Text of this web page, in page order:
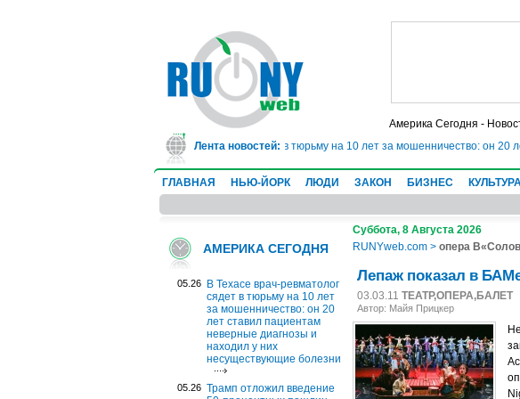
Америка Сегодня -
Лента новостей:
В Техасе врач-ревматолог сядет в тюрьму на 10 лет за мошенничество: он 20
ГЛАВНАЯ НЬЮ-ЙОРК ЛЮДИ ЗАКОН БИЗНЕС
АМЕРИКА СЕГОДНЯ
05.26
В Техасе врач-ревматолог
сядет в тюрьму на 10 лет
за мошенничество: он 20
лет ставил пациентам
неверные диагнозы и
находил у них
несуществующие болезни
05.26 Трамп отложил введение
Суббота, 8 Августа 2026
RUNYweb.com > опера
Лепаж показал в
03.03.11 ТЕАТР,ОПЕРА,БАЛЕТ
Автор: Майя Прицкер